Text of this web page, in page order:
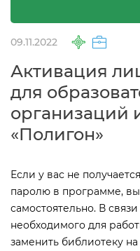
09.11.2022
Активация
для
организаций
«Полигон»
Если у вас не
паролю в программе,
самостоятельно. В
необходимого для
заменить библиотеку